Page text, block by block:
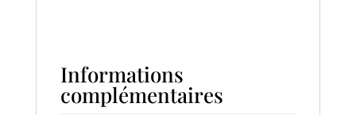
Informations
complémentaires